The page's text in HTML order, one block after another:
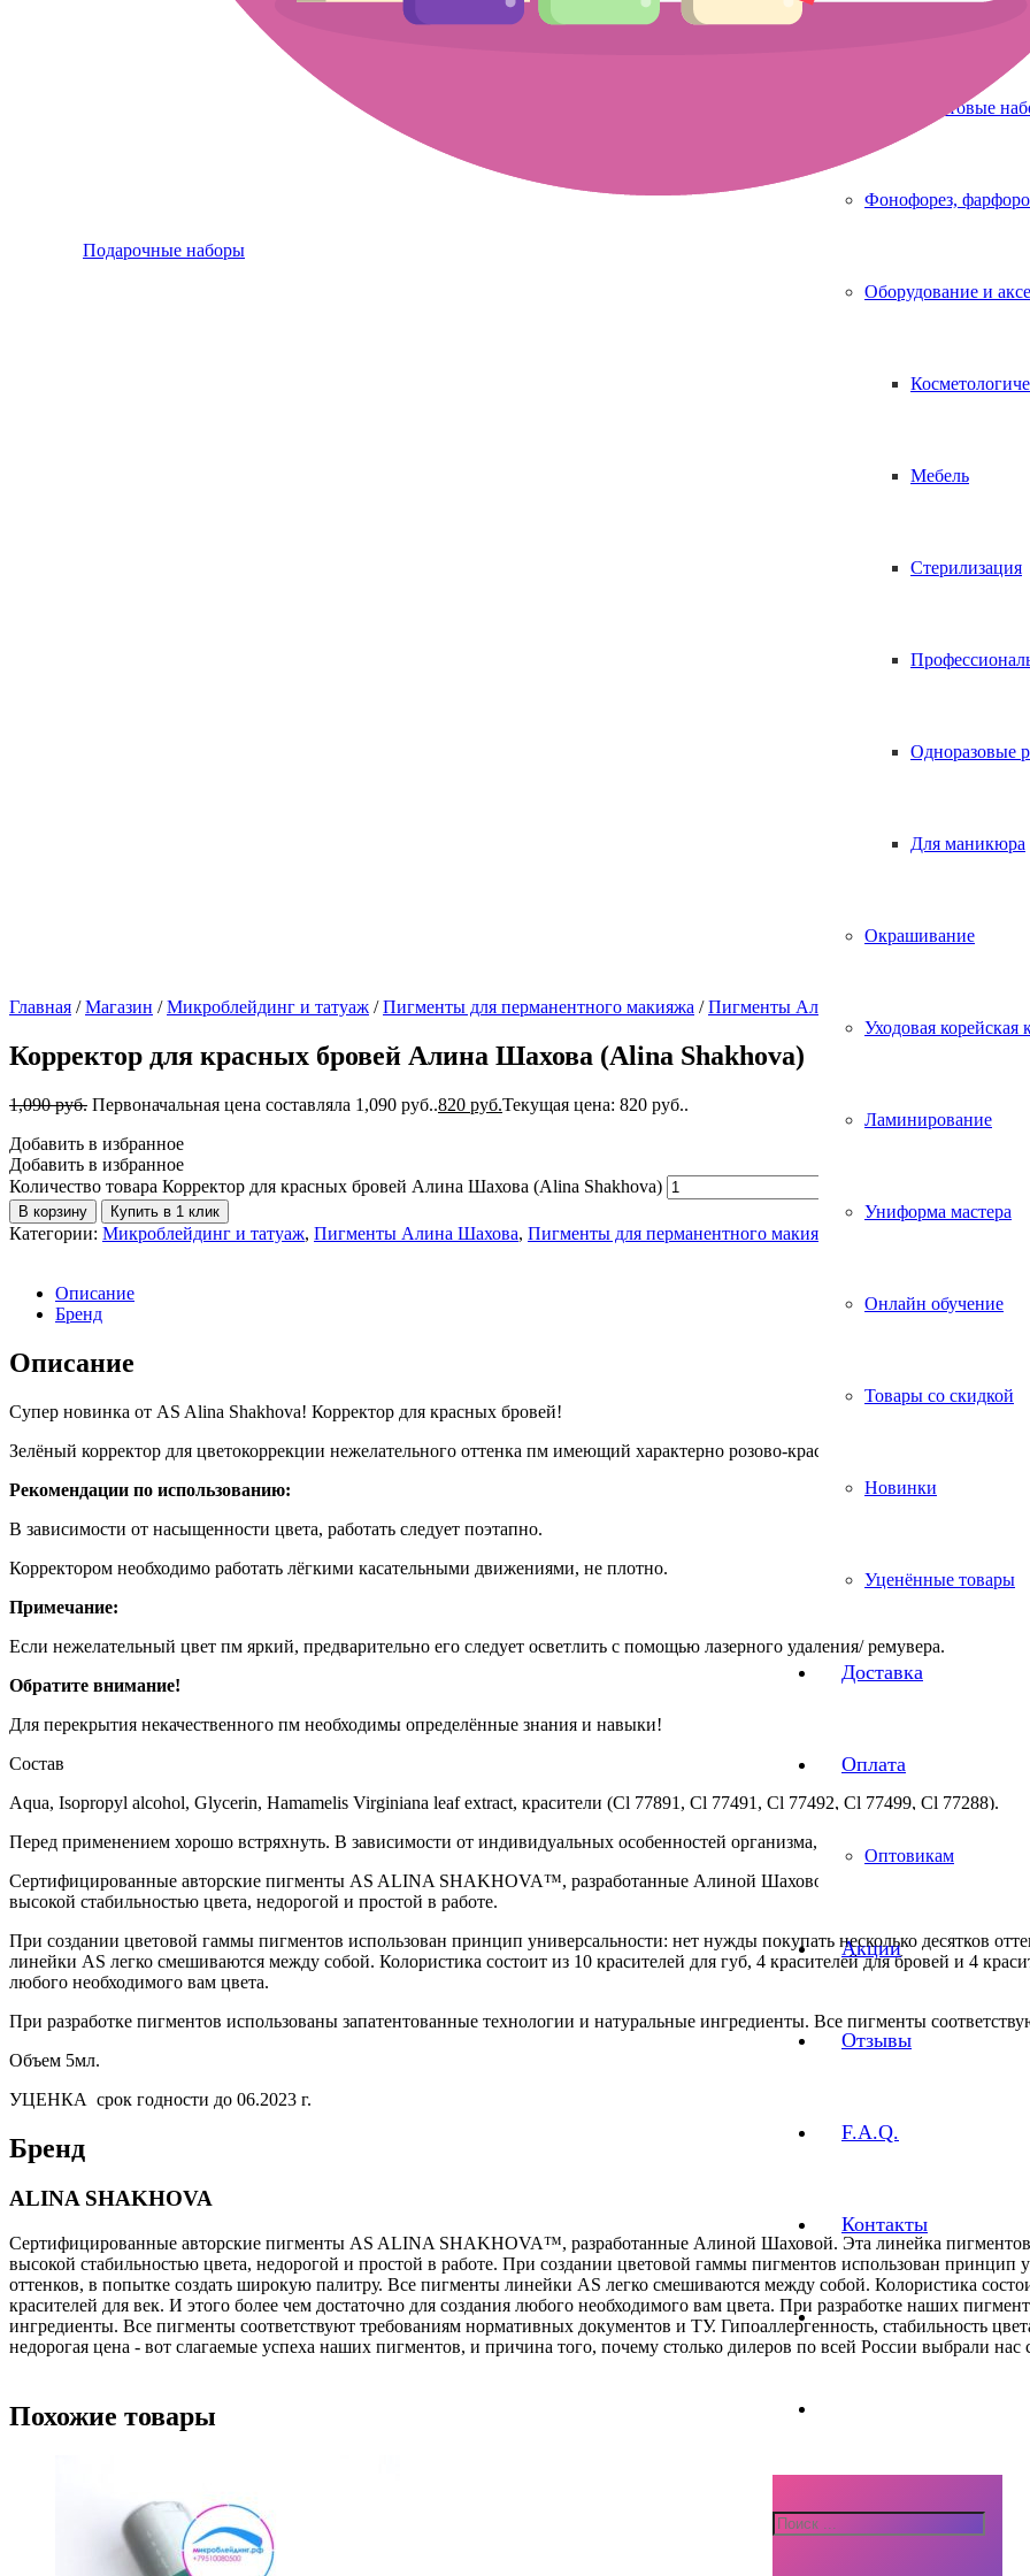
Аппараты для
Стартовые
Фонофорез,
Оборудование и
Мебель
Стерилизация
Одноразовые
Для маникюра
Окрашивание
Уходовая корейская
Ламинирование
Униформа мастера
Онлайн обучение
Товары со скидкой
Новинки
Уценённые товары
Доставка
Оплата
Оптовикам
Акции
Отзывы
F.A.Q.
Контакты
Подарочные наборы
Главная /Магазин /Микроблейдинг и татуаж /Пигменты для перманентного макияжа /Пигменты Алина Шахова / Корректор
Корректор для красных бровей Алина Шахова (Alina Shakhova)
1,090руб. Первоначальная цена составляла 1,090 руб..820 руб.Текущая цена: 820 руб..
Добавить в избранное
Добавить в избранное
Количество товара Корректор для красных бровей Алина Шахова (Alina Shakhova)
В корзину Купить в 1 клик
Категории: Микроблейдинг и татуаж, Пигменты Алина Шахова, Пигменты для перманентного макияжа
Описание
Бренд
Описание
Супер новинка от AS Alina Shakhova! Корректор для красных бровей!
Зелёный корректор для цветокоррекции нежелательного оттенка пм имеющий характерно розово-красный цвет.
Рекомендации по использованию:
В зависимости от насыщенности цвета, работать следует поэтапно.
Корректором необходимо работать лёгкими касательными движениями, не плотно.
Примечание:
Если нежелательный цвет пм яркий, предварительно его следует осветлить с помощью лазерного удаления/ ремувера.
Обратите внимание!
Для перекрытия некачественного пм необходимы определённые знания и навыки!
Состав
Aqua, Isopropyl alcohol, Glycerin, Hamamelis Virginiana leaf extract, красители (Cl 77891, Cl 77491, Cl 77492, Cl 77499, Cl 77288).
Перед применением хорошо встряхнуть. В зависимости от индивидуальных особенностей организма, цветопередача оттенка в
Сертифицированные авторские пигменты AS ALINA SHAKHOVA™, разработанные Алиной Шаховой. Эта линейка пигментов
высокой стабильностью цвета, недорогой и простой в работе.
При создании цветовой гаммы пигментов использован принцип универсальности: нет нужды покупать несколько десятков
линейки AS легко смешиваются между собой. Колористика состоит из 10 красителей для губ, 4 красителей для бровей и 4
любого необходимого вам цвета.
При разработке пигментов использованы запатентованные технологии и натуральные ингредиенты. Все пигменты
Объем 5мл.
УЦЕНКА срок годности до 06.2023 г.
Бренд
ALINA SHAKHOVA
Сертифицированные авторские пигменты AS ALINA SHAKHOVA™, разработанные Алиной Шаховой. Эта линейка пигментов
высокой стабильностью цвета, недорогой и простой в работе. При создании цветовой гаммы пигментов использован принцип
оттенков, в попытке создать широкую палитру. Все пигменты линейки AS легко смешиваются между собой. Колористика
красителей для век. И этого более чем достаточно для создания любого необходимого вам цвета. При разработке наших
ингредиенты. Все пигменты соответствуют требованиям нормативных документов и ТУ. Гипоаллергенность, стабильность
недорогая цена - вот слагаемые успеха наших пигментов, и причина того, почему столько дилеров по всей России выбрали
Похожие товары